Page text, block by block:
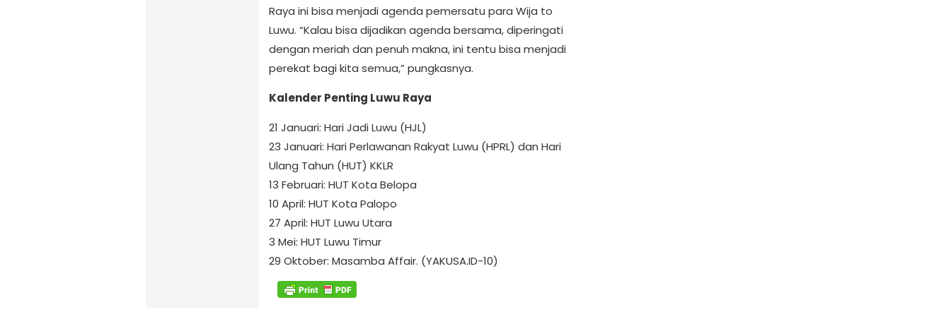
Raya ini bisa menjadi agenda pemersatu para Wija to
Luwu. “Kalau bisa dijadikan agenda bersama, diperingati
dengan meriah dan penuh makna, ini tentu bisa menjadi
perekat bagi kita semua,” pungkasnya.
Kalender Penting Luwu Raya
21 Januari: Hari Jadi Luwu (HJL)
23 Januari: Hari Perlawanan Rakyat Luwu (HPRL) dan Hari
Ulang Tahun (HUT) KKLR
13 Februari: HUT Kota Belopa
10 April: HUT Kota Palopo
27 April: HUT Luwu Utara
3 Mei: HUT Luwu Timur
29 Oktober: Masamba Affair. (YAKUSA.ID-10)